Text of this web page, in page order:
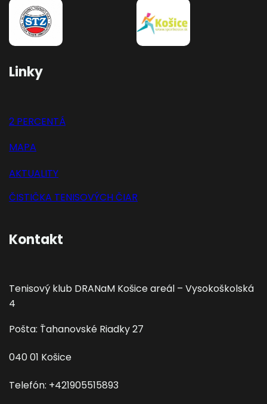
Linky
2 PERCENTÁ
MAPA
AKTUALITY
ČISTIČKA TENISOVÝCH ČIAR
Kontakt
Tenisový klub DRANaM Košice areál – Vysokoškolská
4
Pošta: Ťahanovské Riadky 27
040 01 Košice
Telefón: +421905515893